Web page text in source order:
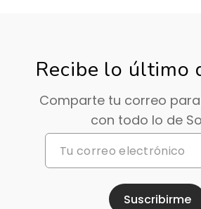
Recibe lo último
Comparte tu correo
con todo lo de
Suscribirme